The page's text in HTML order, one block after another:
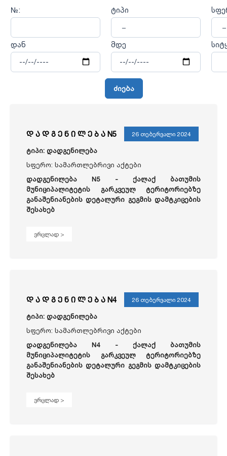
№: ტიპი
დან მდე
ძიება
დ ა დ გ ე ნ ი ლ ე ბ ა N5 26 თებერვალი 2024
ტიპი: დადგენილება
სფერო: სამართლებრივი აქტები
დადგენილება N5 - ქალაქ ბათუმის
მუნიციპალიტეტის გარკვეულ ტერიტორიებზე
განაშენიანების დეტალური გეგმის დამტკიცების
შესახებ
ვრცლად >
დ ა დ გ ე ნ ი ლ ე ბ ა N4 26 თებერვალი 2024
ტიპი: დადგენილება
სფერო: სამართლებრივი აქტები
დადგენილება N4 - ქალაქ ბათუმის
მუნიციპალიტეტის გარკვეულ ტერიტორიებზე
განაშენიანების დეტალური გეგმის დამტკიცების
შესახებ
ვრცლად >